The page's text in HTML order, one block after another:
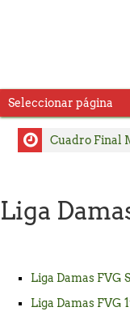
Seleccionar página
Cuadro Final
Consulte
del
Carlos
Liga
Liga Damas FVG
Liga Damas FVG